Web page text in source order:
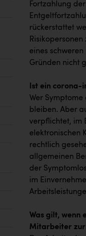
Fortzahlung
rückerstattet
eines
Gründen nicht
Ist ein
Wer
bleiben. Aber
verpflichtet, im
elektronischen
rechtlich
allgemeinen
der
im
Was gilt, wenn
Mitarbeiter